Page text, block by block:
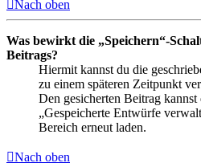
Nach oben
Was bewirkt die „Speichern“-
Beitrags?
Hiermit kannst du die
zu einem späteren Zeitpunkt
Den gesicherten Beitrag
„Gespeicherte Entwürfe
Bereich erneut laden.
Nach oben